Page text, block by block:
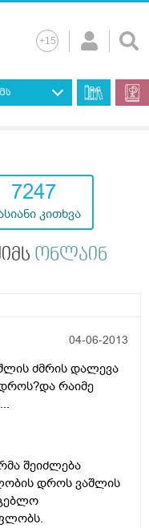
7247
კითხვა
ონლაინ
04-06-2013
ძმრის დალევა
რაიმე
შეიძლება
დროს ვაშლის